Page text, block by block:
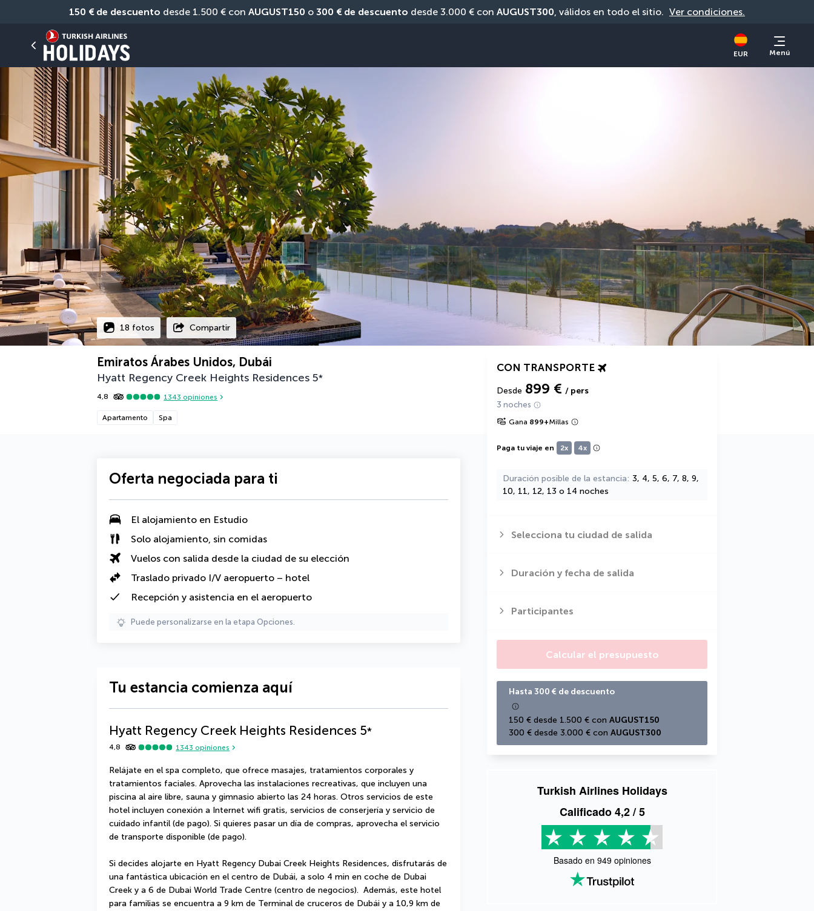
150 € de descuento desde 1.500 € con AUGUST150 o 300 € de descuento desde 3.000 € con AUGUST300, válidos en todo el sitio. Ver condiciones.
EUR Menú
18 fotos Compartir
Emiratos Árabes Unidos, Dubái
Hyatt Regency Creek Heights Residences 5*
4,8 1343 opiniones
Apartamento Spa
CON TRANSPORTE
Desde 899 € / pers
3 noches
Gana 899+Millas
Paga tu viaje en 2x 4x
Duración posible de la estancia 3, 4, 5, 6, 7, 8, 9,
10, 11, 12, 13 o 14 noches
Selecciona tu ciudad de salida
Duración y fecha de salida
Participantes
Calcular el presupuesto
Hasta 300 € de descuento
150 € desde 1.500 € con AUGUST150
300 € desde 3.000 € con AUGUST300
Turkish Airlines Holidays
Calificado4,2/ 5
Basado en 949opiniones
Oferta negociada para ti
El alojamiento en Estudio
Solo alojamiento, sin comidas
Vuelos con salida desde la ciudad de su elección
Traslado privado I/V aeropuerto – hotel
Recepción y asistencia en el aeropuerto
Puede personalizarse en la etapa Opciones.
Tu estancia comienza aquí
Hyatt Regency Creek Heights Residences 5*
4,8 1343 opiniones
Relájate en el spa completo, que ofrece masajes, tratamientos corporales y
tratamientos faciales. Aprovecha las instalaciones recreativas, que incluyen una
piscina al aire libre, sauna y gimnasio abierto las 24 horas. Otros servicios de este
hotel incluyen conexión a Internet wifi gratis, servicios de conserjería y servicio de
cuidado infantil (de pago). Si quieres pasar un día de compras, aprovecha el servicio
de transporte disponible (de pago).
Si decides alojarte en Hyatt Regency Dubai Creek Heights Residences, disfrutarás de
una fantástica ubicación en el centro de Dubái, a solo 4 min en coche de Dubai
Creek y a 6 de Dubai World Trade Centre (centro de negocios).  Además, este hotel
para familias se encuentra a 9 km de Terminal de cruceros de Dubái y a 10,9 km de